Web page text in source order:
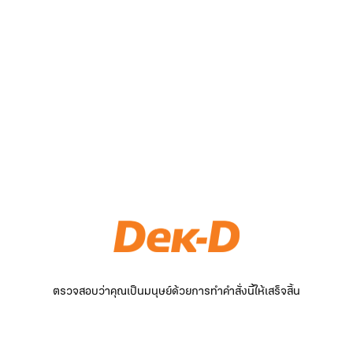
ตรวจสอบว่าคุณเป็นมนุษย์ด้วยการทำคำสั่งนี้ให้เสร็จสิ้น